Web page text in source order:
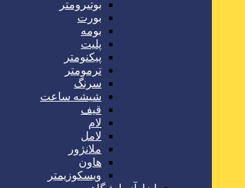
بوتیرومتر
بورت
بومه
پلیت
پیکنومتر
ترمومتر
سرنگ
شیشه ساعت
قیف
لام
لامل
ملانژور
هاون
ویسکوزیمتر